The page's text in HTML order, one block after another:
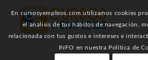
En cursosyempleos.com utilizamos cookies
el análisis de tus hábitos de navegación,
relacionada con tus gustos e intereses e
INFO en nuestra Política de